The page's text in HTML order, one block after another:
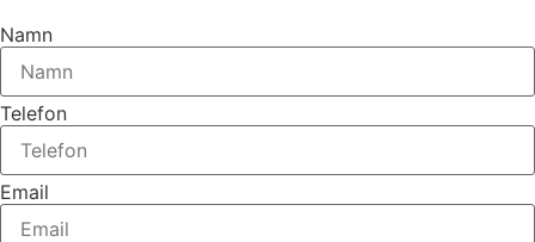
Namn
Telefon
Email